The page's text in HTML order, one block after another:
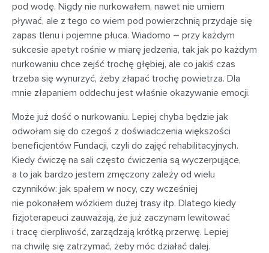
pod wodę. Nigdy nie nurkowałem, nawet nie umiem
pływać, ale z tego co wiem pod powierzchnią przydaje się
zapas tlenu i pojemne płuca. Wiadomo – przy każdym
sukcesie apetyt rośnie w miarę jedzenia, tak jak po każdym
nurkowaniu chce zejść trochę głębiej, ale co jakiś czas
trzeba się wynurzyć, żeby złapać trochę powietrza. Dla
mnie złapaniem oddechu jest właśnie okazywanie emocji.
Może już dość o nurkowaniu. Lepiej chyba będzie jak
odwołam się do czegoś z doświadczenia większości
beneficjentów Fundacji, czyli do zajęć rehabilitacyjnych.
Kiedy ćwiczę na sali często ćwiczenia są wyczerpujące,
a to jak bardzo jestem zmęczony zależy od wielu
czynników: jak spałem w nocy, czy wcześniej
nie pokonałem wózkiem dużej trasy itp. Dlatego kiedy
fizjoterapeuci zauważają, że już zaczynam lewitować
i tracę cierpliwość, zarządzają krótką przerwę. Lepiej
na chwilę się zatrzymać, żeby móc działać dalej.